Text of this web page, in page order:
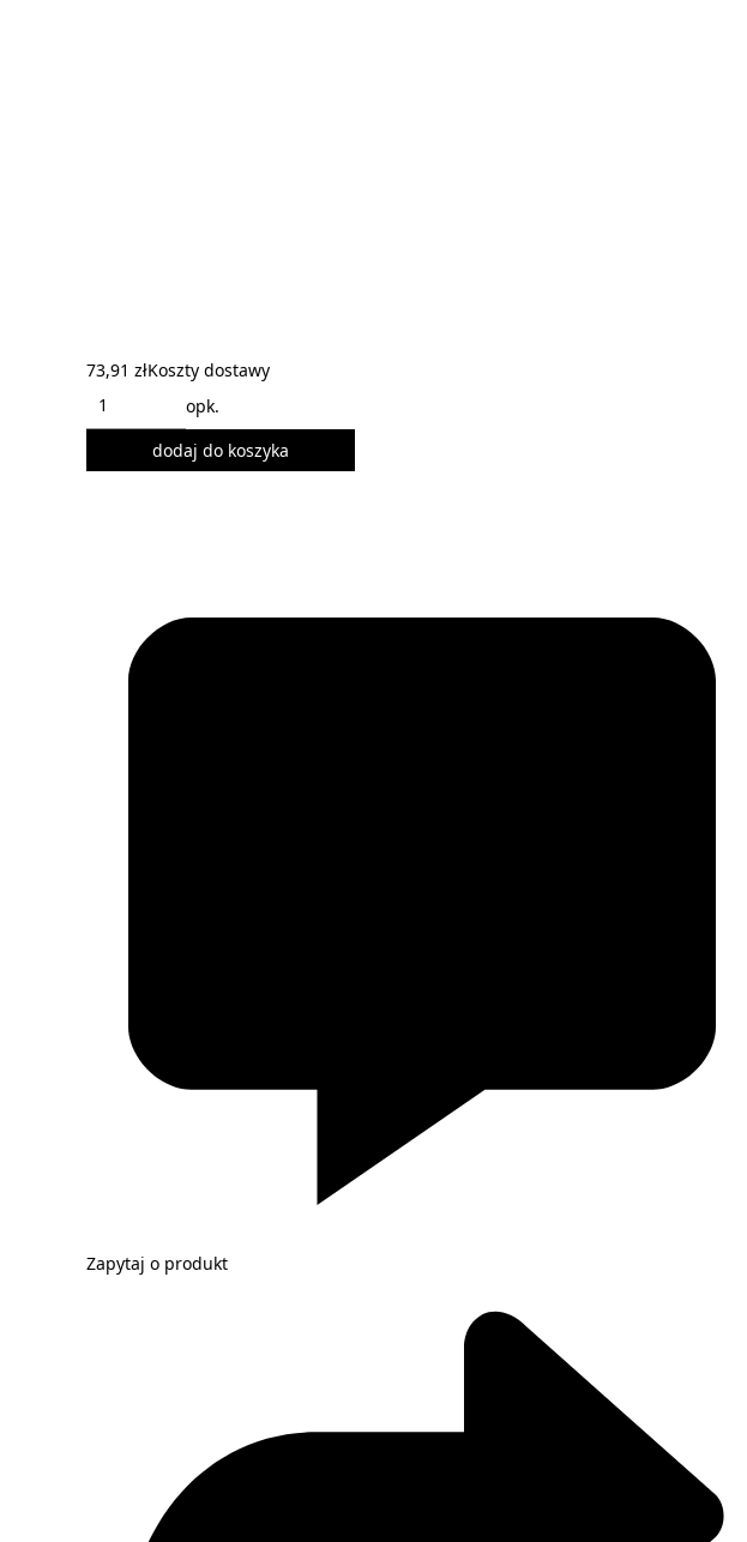
73,91 złKoszty dostawy
opk.
dodaj do koszyka
Zapytaj o produkt